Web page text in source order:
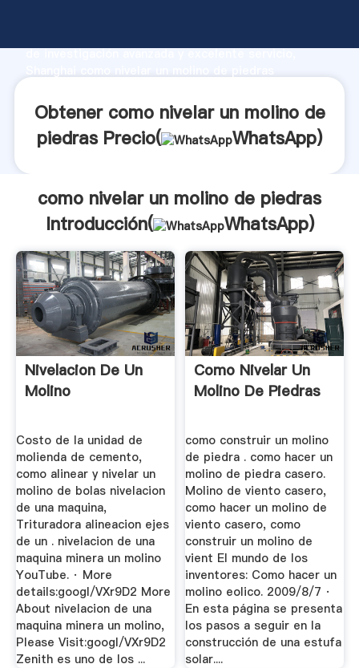
de investigación avanzada y excelente servicio,
clientes.
Obtener como nivelar un molino de
piedras Precio(
WhatsApp)
como nivelar un molino de piedras
Introducción(
WhatsApp)
Nivelacion De Un
Molino
Costo de la unidad de
molienda de cemento,
como alinear y nivelar un
molino de bolas nivelacion
de una maquina,
Trituradora alineacion ejes
de un . nivelacion de una
maquina minera un molino
YouTube. · More
details:googl/VXr9D2 More
About nivelacion de una
maquina minera un molino,
Please Visit:googl/VXr9D2
Zenith es uno de los ...
Como Nivelar Un
Molino De Piedras
como construir un molino
de piedra . como hacer un
molino de piedra casero.
Molino de viento casero,
como hacer un molino de
viento casero, como
construir un molino de
vient El mundo de los
inventores: Como hacer un
molino eolico. 2009/8/7 ·
En esta página se presenta
los pasos a seguir en la
construcción de una estufa
solar....